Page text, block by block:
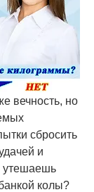
вечность, но
сбросить
и
утешаешь
колы?